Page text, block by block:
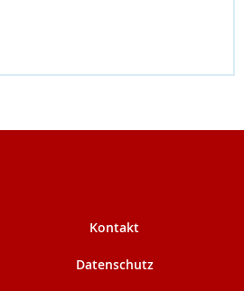
Kontakt
Datenschutz